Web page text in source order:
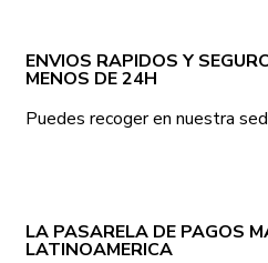
ENVIOS RAPIDOS Y
MENOS DE 24H
Puedes recoger en nuestra
LA PASARELA DE PAGOS
LATINOAMERICA